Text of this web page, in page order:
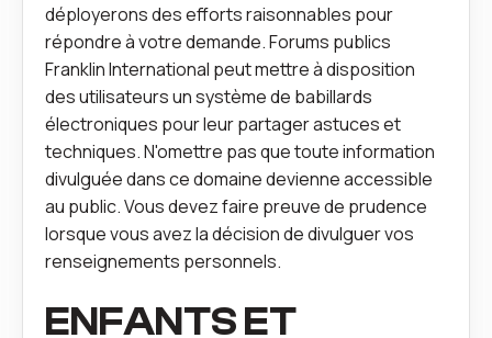
déployerons des efforts raisonnables pour
répondre à votre demande. Forums publics
Franklin International peut mettre à disposition
des utilisateurs un système de babillards
électroniques pour leur partager astuces et
techniques. N'omettre pas que toute information
divulguée dans ce domaine devienne accessible
au public. Vous devez faire preuve de prudence
lorsque vous avez la décision de divulguer vos
renseignements personnels.
ENFANTS ET